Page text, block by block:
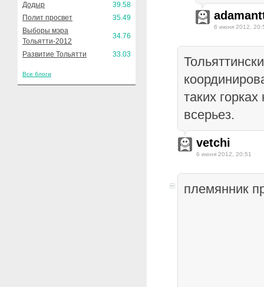
Додыр
39.58
Полит просвет
35.49
Выборы мэра
Тольятти-2012
34.76
Развитие Тольятти 33.03
Все блоги
6 июня 2012,
таких
всерьез.
vetchi
6 июня 2012, 20:51
племянник